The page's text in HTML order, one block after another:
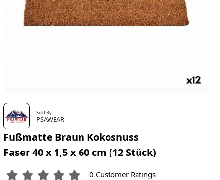
Sold By
PSAWEAR
Fußmatte Braun Kokosnuss
Faser 40 x 1,5 x 60 cm (12 Stück)
0 Customer Ratings